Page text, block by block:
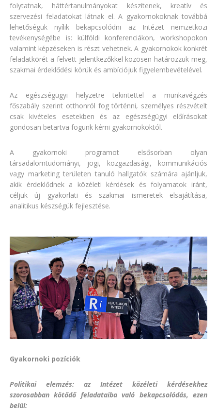
folytatnak, háttértanulmányokat készítenek, kreatív és
szervezési feladatokat látnak el. A gyakornokoknak továbbá
lehetőségük nyílik bekapcsolódni az Intézet nemzetközi
tevékenységébe is: külföldi konferenciákon, workshopokon
valamint képzéseken is részt vehetnek. A gyakornokok konkrét
feladatkörét a felvett jelentkezőkkel közösen határozzuk meg,
szakmai érdeklődési körük és ambíciójuk figyelembevételével.
Az egészségügyi helyzetre tekintettel a munkavégzés
főszabály szerint otthonról fog történni, személyes részvételt
csak kivételes esetekben és az egészségügyi előírásokat
gondosan betartva fogunk kérni gyakornokoktól.
A gyakornoki programot elsősorban olyan
társadalomtudományi, jogi, közgazdasági, kommunikációs
vagy marketing területen tanuló hallgatók számára ajánljuk,
akik érdeklődnek a közéleti kérdések és folyamatok iránt,
céljuk új gyakorlati és szakmai ismeretek elsajátítása,
analitikus készségük fejlesztése.
Gyakornoki pozíciók
Politikai elemzés: az Intézet közéleti kérdésekhez
szorosabban kötődő feladataiba való bekapcsolódás, ezen
belül: